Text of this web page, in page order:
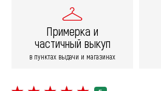
Примерка и
частичный выкуп
в пунктах выдачи и магазинах